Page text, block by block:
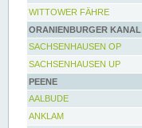
WITTOWER FÄHRE
ORANIENBURGER KANAL
SACHSENHAUSEN OP
SACHSENHAUSEN UP
PEENE
AALBUDE
ANKLAM